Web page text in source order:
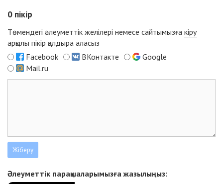
0 пікір
Төмендегі әлеуметтік желілері немесе сайтымызға кіру
арқылы пікір қалдыра аласыз
Facebook
ВКонтакте
Google
Mail.ru
Әлеуметтік парақшаларымызға жазылыңыз: